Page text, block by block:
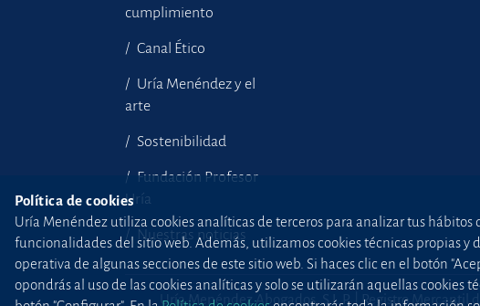
cumplimiento
Canal Ético
Uría Menéndez y el
arte
Sostenibilidad
Fundación Profesor
Uría
Nuestras noticias
Uría Menéndez Abogados, S.L.P. | Registro Mercantil
Política de cookies
Uría Menéndez utiliza cookies analíticas de terceros para analizar tus
funcionalidades del sitio web. Además, utilizamos cookies técnicas propias y
operativa de algunas secciones de este sitio web. Si haces clic en el botón
opondrás al uso de las cookies analíticas y solo se utilizarán aquellas